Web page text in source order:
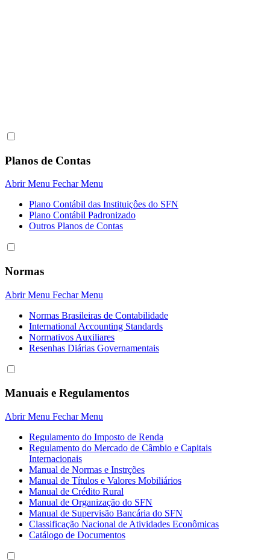
Planos de Contas
Abrir Menu Fechar Menu
Plano Contábil das Instituiçôes do SFN
Plano Contábil Padronizado
Outros Planos de Contas
Normas
Abrir Menu Fechar Menu
Normas Brasileiras de Contabilidade
International Accounting Standards
Normativos Auxiliares
Resenhas Diárias Governamentais
Manuais e Regulamentos
Abrir Menu Fechar Menu
Regulamento do Imposto de Renda
Regulamento do Mercado de Câmbio e Capitais
Internacionais
Manual de Normas e Instrções
Manual de Títulos e Valores Mobiliários
Manual de Crédito Rural
Manual de Organização do SFN
Manual de Supervisão Bancária do SFN
Classificação Nacional de Atividades Econômicas
Catálogo de Documentos